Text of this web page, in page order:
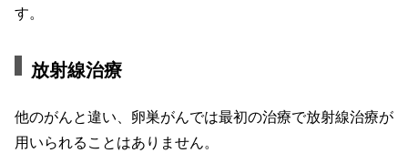
す。
放射線治療
他のがんと違い、卵巣がんでは最初の治療で放射線治療が
用いられることはありません。